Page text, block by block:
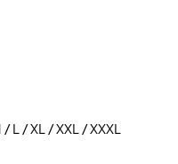
L / XL / XXL / XXXL